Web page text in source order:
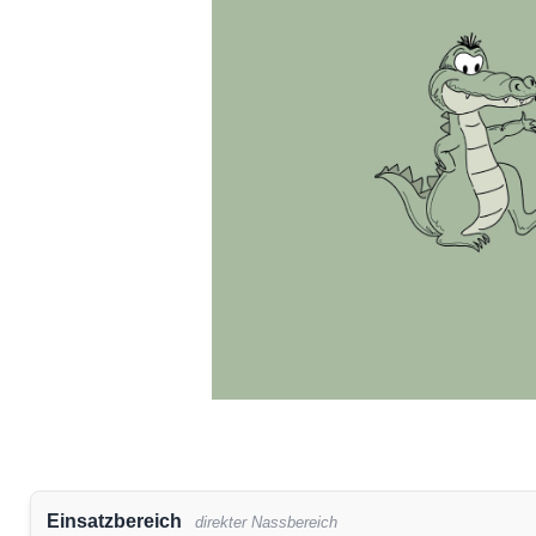
Einsatzbereich direkter Nassbereich